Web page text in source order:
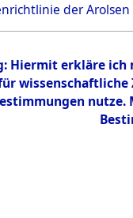
der Arolsen
Hiermit erkläre ich